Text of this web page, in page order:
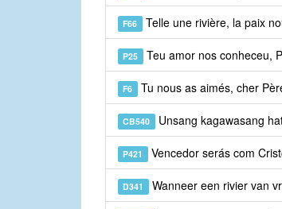
F66 Telle une rivière, la paix
P25 Teu amor nos conheceu,
F6 Tu nous as aimés, cher
CB540 Unsang kagawasang
P421 Vencedor serás com
D341 Wanneer een rivier van